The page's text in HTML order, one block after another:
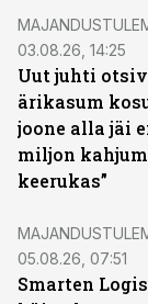
03.08.26, 14:25
Uut juhti
ärikasum
joone alla jäi
miljon
keerukas”
05.08.26, 07:51
Smarten